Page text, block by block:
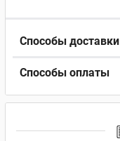
Способы доставки
Способы оплаты